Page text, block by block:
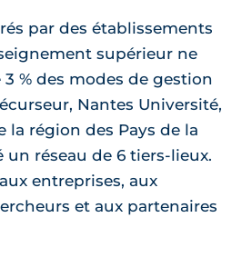
par des établissements
supérieur ne
% des modes de gestion
Nantes Université,
la région des Pays de la
un réseau de 6 tiers-lieux.
entreprises, aux
et aux partenaires